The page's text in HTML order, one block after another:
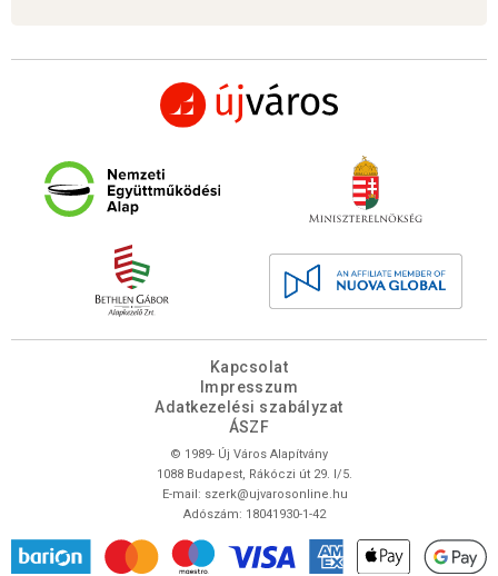
Kapcsolat
Impresszum
Adatkezelési szabályzat
ÁSZF
© 1989- Új Város Alapítvány
1088 Budapest, Rákóczi út 29. I/5.
E-mail: szerk@ujvarosonline.hu
Adószám: 18041930-1-42